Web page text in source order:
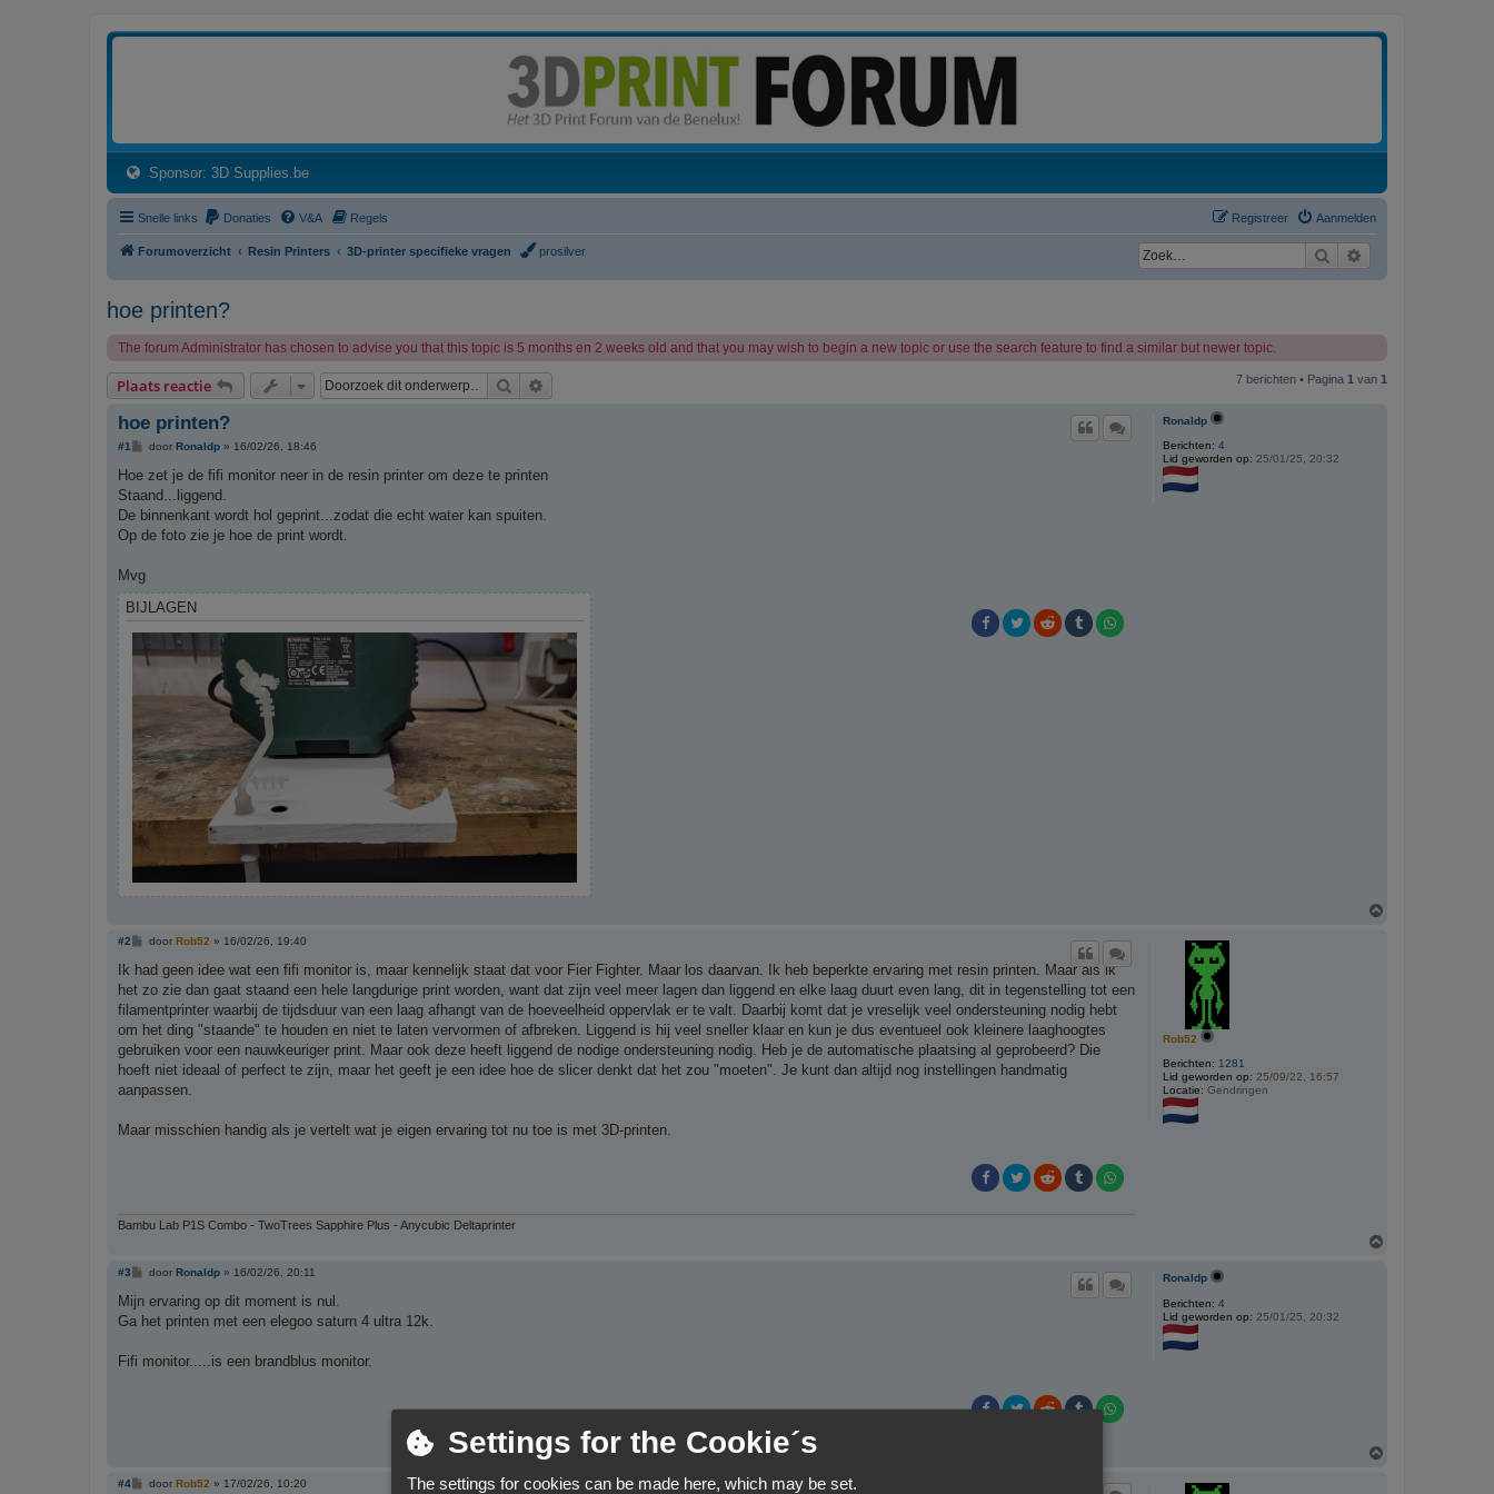
Sponsor: 3D Supplies.be(Opens a new tab)
Snelle links Donaties V&A Regels Aanmelden
Registreer
Forumoverzicht Resin Printers 3D-printer specifieke vragen prosilver Zoek
hoe printen?
The forum Administrator has chosen to advise you that this topic is 5 months en 2 weeks old and that you may wish to begin a new topic or use the search feature to find a similar but newer topic.
Plaats reactie Zoek 7 berichten • Pagina 1 van 1
Ronaldp
Berichten: 4
Lid geworden op: 25/01/25, 20:32
hoe printen?
#1
B
c
h
door Ronaldp» 16/02/26, 18:46
Hoe zet je de fifi monitor neer in de resin printer om deze te printen
Staand...liggend.
De binnenkant wordt hol geprint...zodat die echt water kan spuiten.
Op de foto zie je hoe de print wordt.
Mvg
BIJLAGEN
Rob52
Berichten: 1281
Lid geworden op: 25/09/22, 16:57
Locatie: Gendringen
#2
B
r
c
h
door Rob52 » 16/02/26, 19:40
Ik had geen idee wat een fifi monitor is, maar kennelijk staat dat voor Fier Fighter. Maar los daarvan. Ik heb beperkte ervaring met resin printen. Maar als ik
het zo zie dan gaat staand een hele langdurige print worden, want dat zijn veel meer lagen dan liggend en elke laag duurt even lang, dit in tegenstelling tot een
filamentprinter waarbij de tijdsduur van een laag afhangt van de hoeveelheid oppervlak er te valt. Daarbij komt dat je vreselijk veel ondersteuning nodig hebt
om het ding "staande" te houden en niet te laten vervormen of afbreken. Liggend is hij veel sneller klaar en kun je dus eventueel ook kleinere laaghoogtes
gebruiken voor een nauwkeuriger print. Maar ook deze heeft liggend de nodige ondersteuning nodig. Heb je de automatische plaatsing al geprobeerd? Die
hoeft niet ideaal of perfect te zijn, maar het geeft je een idee hoe de slicer denkt dat het zou "moeten". Je kunt dan altijd nog instellingen handmatig
aanpassen.
Maar misschien handig als je vertelt wat je eigen ervaring tot nu toe is met 3D-printen.
Bambu Lab P1S Combo - TwoTrees Sapphire Plus - Anycubic Deltaprinter
Ronaldp
Berichten: 4
Lid geworden op: 25/01/25, 20:32
#3
B
r
c
door Ronaldp» 16/02/26, 20:11
Mijn ervaring op dit moment is nul.
Ga het printen met een elegoo saturn 4 ultra 12k.
Fifi monitor.....is een brandblus monitor.
#4
Bdoor Rob52 » 17/02/26, 10:20
Settings for the Cookie´s
The settings for cookies can be made here, which may be set.